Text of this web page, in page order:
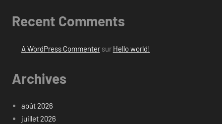
Recent Comments
A WordPress Commentersur Hello world!
Archives
août 2026
juillet 2026